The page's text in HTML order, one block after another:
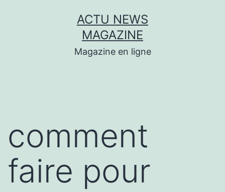
ACTU NEWS
MAGAZINE
Magazine en ligne
comment
faire pour